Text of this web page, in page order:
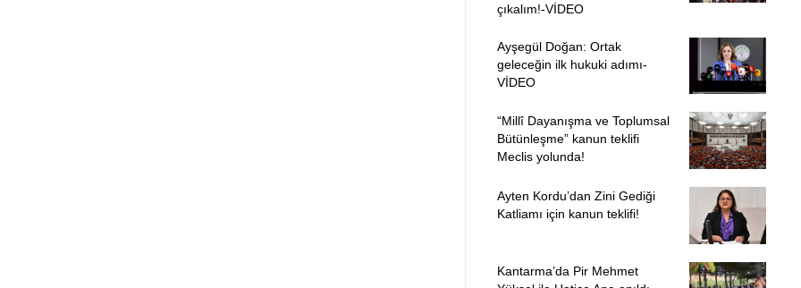
çıkalım!-VİDEO
Ayşegül Doğan: Ortak
geleceğin ilk hukuki adımı-
VİDEO
“Millî Dayanışma ve Toplumsal
Bütünleşme” kanun teklifi
Meclis yolunda!
Ayten Kordu’dan Zini Gediği
Katliamı için kanun teklifi!
Kantarma’da Pir Mehmet